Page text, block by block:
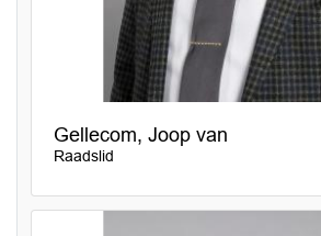
Gellecom, Joop van
Raadslid